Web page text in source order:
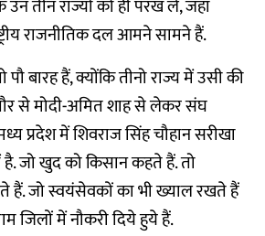
तीन राज्यों को ही परख लें, जहां
राजनीतिक दल आमने सामने हैं.
पौ बारह हैं, क्योंकि तीनो राज्य में उसी की
से मोदी-अमित शाह से लेकर संघ
प्रदेश में शिवराज सिंह चौहान सरीखा
है. जो खुद को किसान कहते हैं. तो
हैं. जो स्वयंसेवकों का भी ख्याल रखते हैं
जिलों में नौकरी दिये हुये हैं.